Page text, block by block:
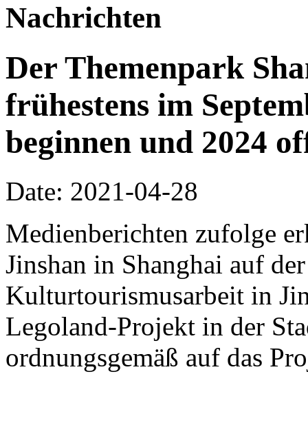
Nachrichten
Der Themenpark
frühestens im
beginnen und 2024
Date: 2021-04-28
Medienberichten zufolge
Jinshan in Shanghai auf
Kulturtourismusarbeit in
Legoland-Projekt in der
ordnungsgemäß auf das